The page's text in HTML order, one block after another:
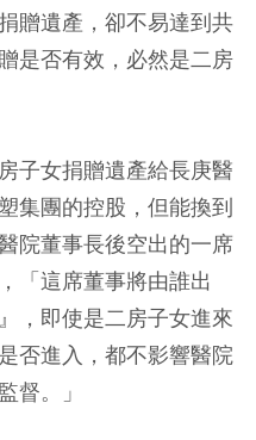
贈遺產，卻不易達到共
是否有效，必然是二房
子女捐贈遺產給長庚醫
集團的控股，但能換到
院董事長後空出的一席
「這席董事將由誰出
，即使是二房子女進來
否進入，都不影響醫院
督。」